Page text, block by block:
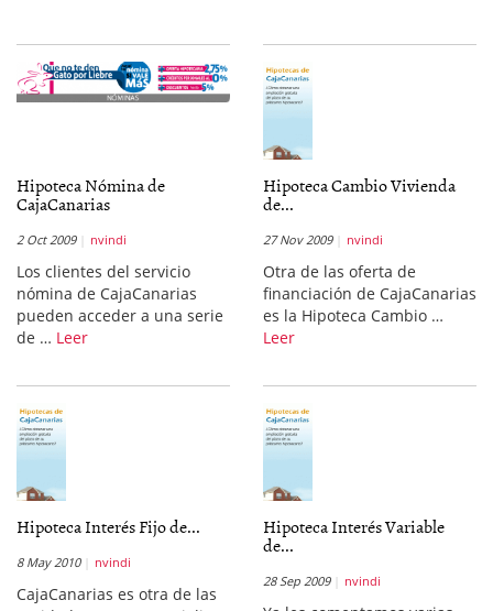
Hipoteca Nómina de
CajaCanarias
2 Oct 2009 nvindi
Los clientes del servicio
nómina de CajaCanarias
pueden acceder a una serie
de … Leer
Hipoteca Cambio Vivienda
de...
27 Nov 2009 nvindi
Otra de las oferta de
financiación de CajaCanarias
es la Hipoteca Cambio …
Leer
Hipoteca Interés Fijo de...
8 May 2010 nvindi
CajaCanarias es otra de las
Hipoteca Interés Variable
de...
28 Sep 2009 nvindi